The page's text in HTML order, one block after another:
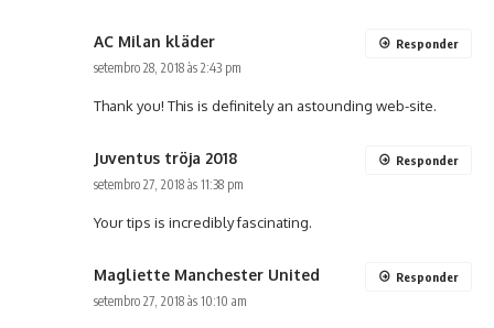
AC Milan kläder
setembro 28, 2018 às 2:43 pm
Thank you! This is definitely an astounding web-site.
Responder
Juventus tröja 2018
setembro 27, 2018 às 11:38 pm
Your tips is incredibly fascinating.
Responder
Magliette Manchester United
setembro 27, 2018 às 10:10 am
Responder